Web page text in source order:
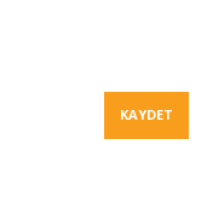
KAYDET